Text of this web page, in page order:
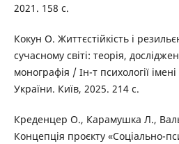
2021. 158 с.
Кокун О. Життєстійкість і
сучасному світі: теорія,
монографія / Ін-т психології
України. Київ, 2025. 214 с.
Креденцер О., Карамушка Л.,
Концепція проєкту «Соціально-